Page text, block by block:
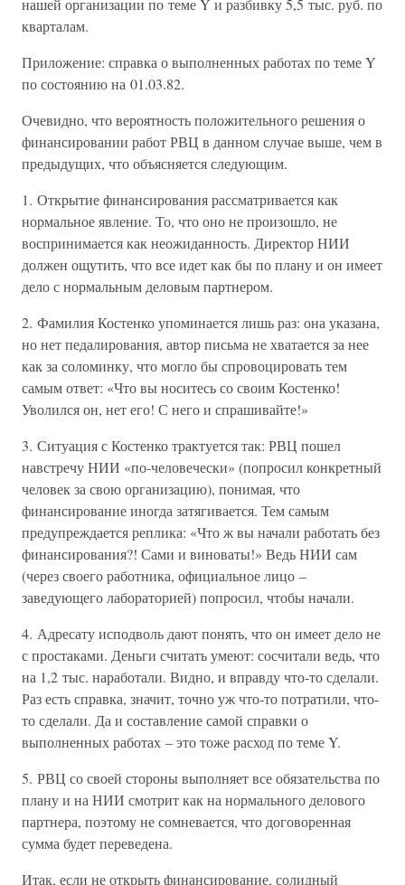
нашей организации по теме Y и разбивку 5,5 тыс. руб. по
кварталам.
Приложение: справка о выполненных работах по теме Y
по состоянию на 01.03.82.
Очевидно, что вероятность положительного решения о
финансировании работ РВЦ в данном случае выше, чем в
предыдущих, что объясняется следующим.
1. Открытие финансирования рассматривается как
нормальное явление. То, что оно не произошло, не
воспринимается как неожиданность. Директор НИИ
должен ощутить, что все идет как бы по плану и он имеет
дело с нормальным деловым партнером.
2. Фамилия Костенко упоминается лишь раз: она указана,
но нет педалирования, автор письма не хватается за нее
как за соломинку, что могло бы спровоцировать тем
самым ответ: «Что вы носитесь со своим Костенко!
Уволился он, нет его! С него и спрашивайте!»
3. Ситуация с Костенко трактуется так: РВЦ пошел
навстречу НИИ «по-человечески» (попросил конкретный
человек за свою организацию), понимая, что
финансирование иногда затягивается. Тем самым
предупреждается реплика: «Что ж вы начали работать без
финансирования?! Сами и виноваты!» Ведь НИИ сам
(через своего работника, официальное лицо –
заведующего лабораторией) попросил, чтобы начали.
4. Адресату исподволь дают понять, что он имеет дело не
с простаками. Деньги считать умеют: сосчитали ведь, что
на 1,2 тыс. наработали. Видно, и вправду что-то сделали.
Раз есть справка, значит, точно уж что-то потратили, что-
то сделали. Да и составление самой справки о
выполненных работах – это тоже расход по теме Y.
5. РВЦ со своей стороны выполняет все обязательства по
плану и на НИИ смотрит как на нормального делового
партнера, поэтому не сомневается, что договоренная
сумма будет переведена.
Итак, если не открыть финансирование, солидный